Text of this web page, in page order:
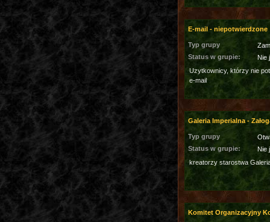
E-mail - niepotwierdzone
Typ grupy
Status w grupie:
Nie
Uzytkownicy, którzy nie
e-mail
Galeria Imperialna -
Typ grupy
Status w grupie:
Nie
kreatorzy starostwa
Komitet Organizacyjny